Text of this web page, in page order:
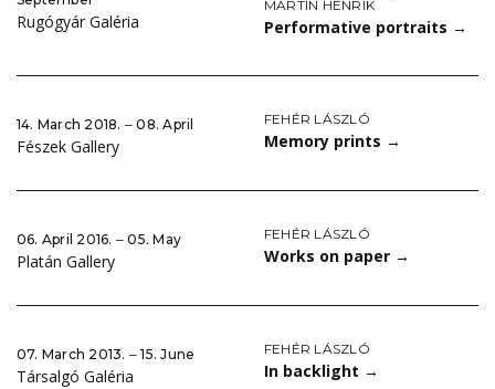
Rugógyár Galéria
MARTIN HENRIK
Performative portraits →
14. March 2018. ‒ 08. April
Fészek Gallery
FEHÉR LÁSZLÓ
Memory prints →
06. April 2016. ‒ 05. May
Platán Gallery
FEHÉR LÁSZLÓ
Works on paper →
07. March 2013. ‒ 15. June
Társalgó Galéria
FEHÉR LÁSZLÓ
In backlight →